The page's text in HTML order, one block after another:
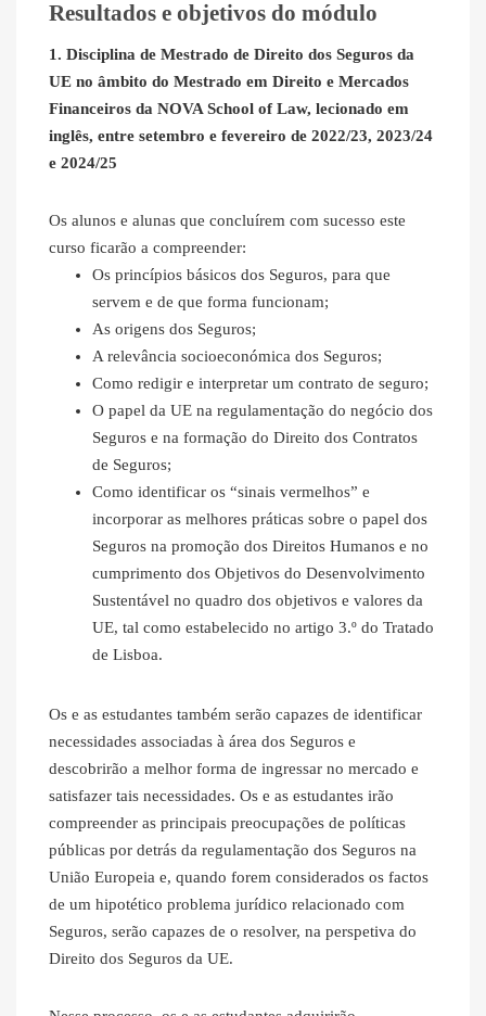
Resultados e objetivos do módulo
1. Disciplina de Mestrado de Direito dos Seguros da
UE no âmbito do Mestrado em Direito e Mercados
Financeiros da NOVA School of Law, lecionado em
inglês, entre setembro e fevereiro de 2022/23, 2023/24
e 2024/25
Os alunos e alunas que concluírem com sucesso este
curso ficarão a compreender:
Os princípios básicos dos Seguros, para que
servem e de que forma funcionam;
As origens dos Seguros;
A relevância socioeconómica dos Seguros;
Como redigir e interpretar um contrato de seguro;
O papel da UE na regulamentação do negócio dos
Seguros e na formação do Direito dos Contratos
de Seguros;
Como identificar os “sinais vermelhos” e
incorporar as melhores práticas sobre o papel dos
Seguros na promoção dos Direitos Humanos e no
cumprimento dos Objetivos do Desenvolvimento
Sustentável no quadro dos objetivos e valores da
UE, tal como estabelecido no artigo 3.º do Tratado
de Lisboa.
Os e as estudantes também serão capazes de identificar
necessidades associadas à área dos Seguros e
descobrirão a melhor forma de ingressar no mercado e
satisfazer tais necessidades. Os e as estudantes irão
compreender as principais preocupações de políticas
públicas por detrás da regulamentação dos Seguros na
União Europeia e, quando forem considerados os factos
de um hipotético problema jurídico relacionado com
Seguros, serão capazes de o resolver, na perspetiva do
Direito dos Seguros da UE.